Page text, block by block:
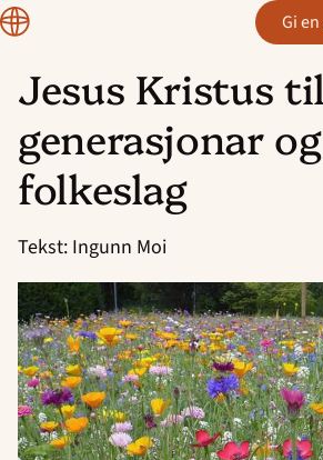
Hopp
innhold
Region
Rogaland Gi
Jesus Kristus
generasjonar og
folkeslag
Tekst: Ingunn Moi